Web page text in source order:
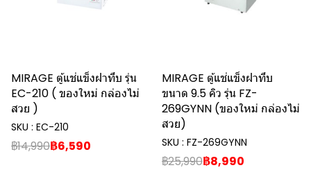
MIRAGE ตู้แช่แข็งฝาทึบ รุ่น
EC-210 ( ของใหม่ กล่องไม่
สวย )
SKU : EC-210
฿14,990฿6,590
MIRAGE ตู้แช่แข็งฝาทึบ
ขนาด 9.5 คิว รุ่น FZ-
269GYNN (ของใหม่ กล่องไม่
สวย)
SKU : FZ-269GYNN
฿25,990฿8,990